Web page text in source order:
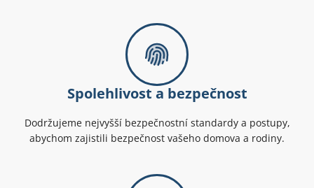
Spolehlivost a bezpečnost
Dodržujeme nejvyšší bezpečnostní standardy a postupy,
abychom zajistili bezpečnost vašeho domova a rodiny.